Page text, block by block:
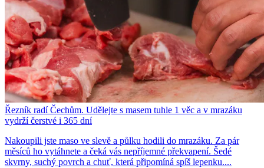
Řezník radí Čechům. Udělejte s masem tuhle 1 věc a v mrazáku
vydrží čerstvé i 365 dní
Nakoupili jste maso ve slevě a půlku hodili do mrazáku. Za pár
měsíců ho vytáhnete a čeká vás nepříjemné překvapení. Šedé
skvrny, suchý povrch a chuť, která připomíná spíš lepenku....